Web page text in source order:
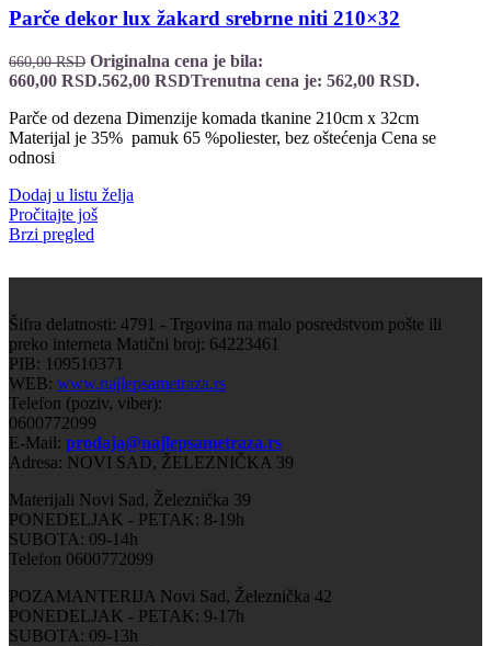
Parče dekor lux žakard srebrne niti 210×32
660,00RSD Originalna cena je bila:
660,00 RSD.562,00 RSDTrenutna cena je: 562,00 RSD.
Parče od dezena Dimenzije komada tkanine 210cm x 32cm
Materijal je 35% pamuk 65 %poliester, bez oštećenja Cena se
odnosi
Dodaj u listu želja
Pročitajte još
Brzi pregled
Šifra delatnosti: 4791 - Trgovina na malo posredstvom pošte ili
preko interneta Matični broj: 64223461
PIB: 109510371
WEB: www.najlepsametraza.rs
Telefon (poziv, viber):
0600772099
E-Mail: prodaja@najlepsametraza.rs
Adresa: NOVI SAD, ŽELEZNIČKA 39
Materijali Novi Sad, Železnička 39
PONEDELJAK - PETAK: 8-19h
SUBOTA: 09-14h
Telefon 0600772099
POZAMANTERIJA Novi Sad, Železnička 42
PONEDELJAK - PETAK: 9-17h
SUBOTA: 09-13h